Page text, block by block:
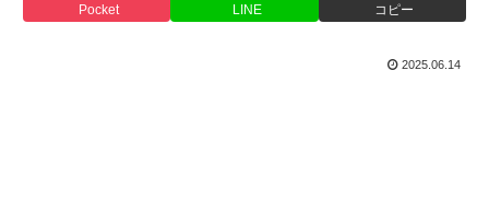
Pocket LINE コピー
2025.06.14